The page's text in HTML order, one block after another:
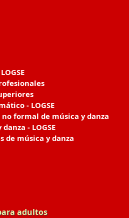
- LOGSE
formal de música y danza
- LOGSE
de música y danza
adultos